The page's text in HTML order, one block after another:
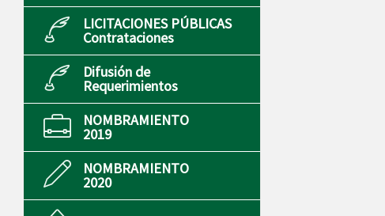
LICITACIONES PÚBLICAS
Contrataciones
Difusión de
Requerimientos
NOMBRAMIENTO
2019
NOMBRAMIENTO
2020